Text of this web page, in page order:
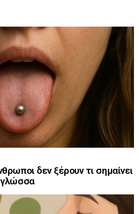
δεν ξέρουν τι σημαίνει
γλώσσα